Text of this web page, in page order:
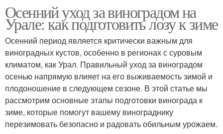
Осенний уход за виноградом на
Урале: как подготовить лозу к зиме
Осенний период является критически важным для
виноградных кустов, особенно в регионах с суровым
климатом, как Урал. Правильный уход за виноградом
осенью напрямую влияет на его выживаемость зимой и
плодоношение в следующем сезоне. В этой статье мы
рассмотрим основные этапы подготовки винограда к
зиме, которые помогут вашему винограднику
перезимовать безопасно и радовать обильным урожаем.